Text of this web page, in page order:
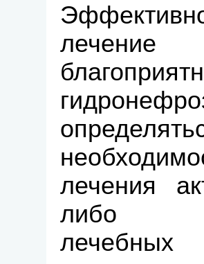
лечения
либо
лечебных